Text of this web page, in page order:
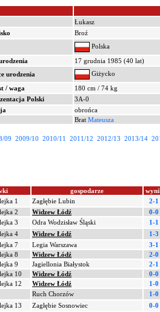
Łukasz
Broź
Polska
17 grudnia 1985 (40 lat)
urodzenia
Giżycko
/ waga
180 cm / 74 kg
Polski
3A-0
obrońca
Brat Mateusza
09 2009/10 2010/11 2011/12 2012/13 2013/14
gospodarze
1 Zagłębie Lubin
2-1
2 Widzew Łódź
0-0
3 Odra Wodzisław Śląski
1-1
4 Widzew Łódź
1-3
7 Legia Warszawa
3-1
8 Widzew Łódź
2-0
9 Jagiellonia Białystok
2-1
10 Widzew Łódź
0-0
12 Widzew Łódź
1-0
Ruch Chorzów
1-0
13 Zagłębie Sosnowiec
0-0